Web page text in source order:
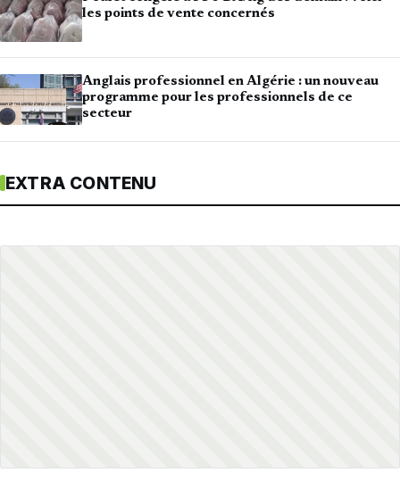
les points de vente concernés
Anglais professionnel en Algérie : un nouveau
programme pour les professionnels de ce
secteur
EXTRA CONTENU